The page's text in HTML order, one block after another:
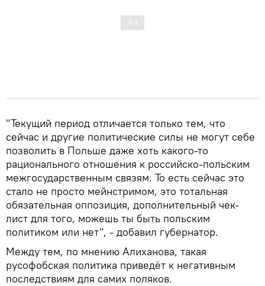
"Текущий период отличается только тем, что
сейчас и другие политические силы не могут себе
позволить в Польше даже хоть какого-то
рационального отношения к российско-польским
межгосударственным связям. То есть сейчас это
стало не просто мейнстримом, это тотальная
обязательная оппозиция, дополнительный чек-
лист для того, можешь ты быть польским
политиком или нет", - добавил губернатор.
Между тем, по мнению Алиханова, такая
русофобская политика приведёт к негативным
последствиям для самих поляков.